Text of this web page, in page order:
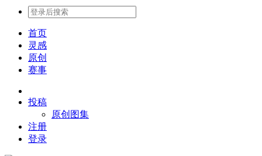
首页
灵感
原创
赛事
投稿
原创图集
注册
登录